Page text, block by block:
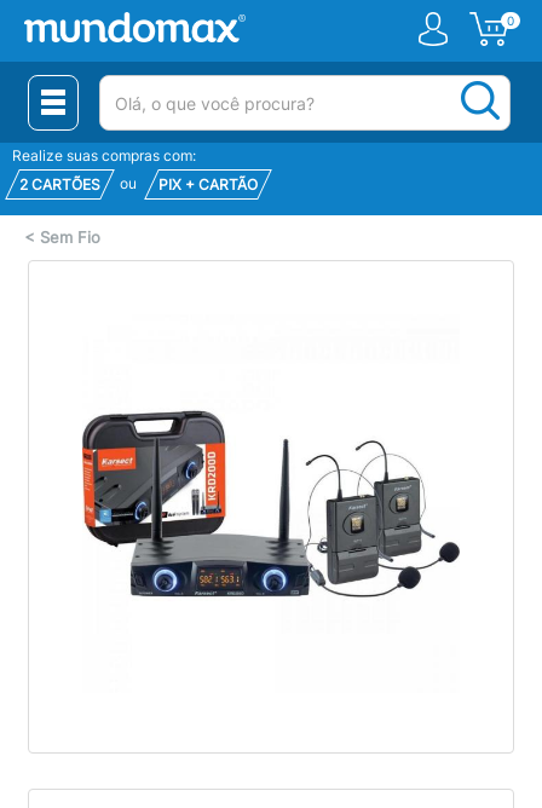
0
(pesquisar)
Realize suas compras com:
2 CARTÕES
ou PIX + CARTÃO
< Sem Fio